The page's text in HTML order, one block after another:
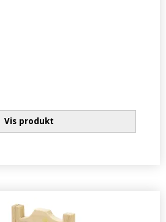
Vis produkt